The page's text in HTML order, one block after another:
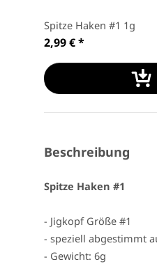
Spitze Haken #1 1g
2,99 €*
Beschreibung
Spitze Haken #1
- Jigkopf Größe #1
- speziell abgestimmt
- Gewicht: 6g